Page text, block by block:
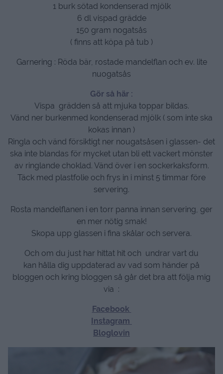
1 burk sötad kondenserad mjölk
6 dl vispad grädde
150 gram nogatsås
( finns att köpa på tub )
Garnering : Röda bär, rostade mandelflan och ev. lite
nuogatsås
Gör så här :
Vispa grädden så att mjuka toppar bildas.
Vänd ner burkenmed kondenserad mjölk ( som inte ska
kokas innan )
Ringla och vänd försiktigt ner nougatsåsen i glassen- det
ska inte blandas för mycket utan bli ett vackert mönster
av ringlande choklad. Vänd över i en sockerkaksform.
Täck med plastfolie och frys in i minst 5 timmar före
servering.
Rosta mandelflanen i en torr panna innan servering, ger
en mer nötig smak!
Skopa upp glassen i fina skålar och servera.
Och om du just har hittat hit och undrar vart du
kan hålla dig uppdaterad av vad som händer på
bloggen och kring bloggen så går det bra att följa mig
via :
Facebook
Instagram
Bloglovin